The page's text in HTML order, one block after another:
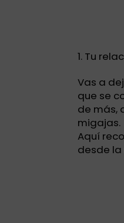
1. Tu
Vas a
que se
de más,
migajas.
Aquí
desde la